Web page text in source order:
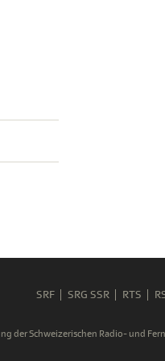
SRF SRG SSR RTS
der Schweizerischen Radio- und